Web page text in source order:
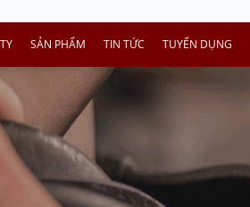
SẢN PHẨM TIN TỨC TUYỂN DỤNG